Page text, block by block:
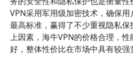
VPN采用军用级加密技术，确保
最高标准，赢得了不少重视隐私
上因素，海牛VPN的价格合理，性
好，整体性价比在市场中具有较强